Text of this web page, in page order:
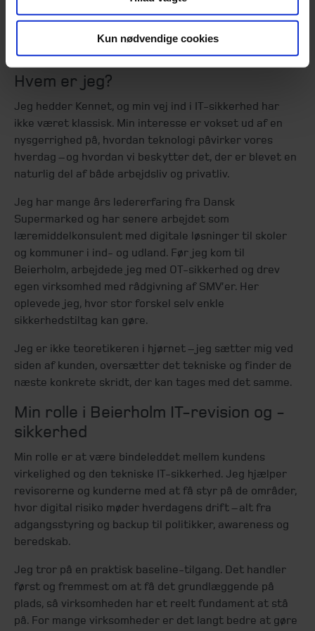
Kun nødvendige cookies
Kennet Just Nielsen – konsulent i
Beierholm IT-revision og -sikkerhed
Hvem er jeg?
Jeg hedder Kennet, og min vej ind i IT-sikkerhed har
ikke været klassisk. Min interesse er vokset ud af en
nysgerrighed på, hvordan teknologi påvirker vores
hverdag – og hvordan vi beskytter det, der er blevet en
naturlig del af både arbejdsliv og privatliv.
Jeg har mange års ledererfaring fra Dansk
Supermarked og har senere arbejdet som
læremiddelkonsulent med digitale løsninger til skoler
og kommuner i ind- og udland. Før jeg kom til
Beierholm, arbejdede jeg med OT-sikkerhed og drev
egen virksomhed med rådgivning af SMV’er. Her
oplevede jeg, hvor stor forskel selv enkle
sikkerhedstiltag kan gøre.
Jeg er ikke teoretikeren i hjørnet – jeg sætter mig ved
siden af kunden, oversætter det tekniske og finder de
næste konkrete skridt, der kan tages med det samme.
Min rolle i Beierholm IT-revision og -
sikkerhed
Min rolle er at være bindeleddet mellem kundens
virkelighed og den tekniske IT-sikkerhed. Jeg hjælper
revisorerne og kunderne med at få styr på de områder,
hvor digital risiko møder hverdagens drift – alt fra
adgangsstyring og backup til politikker, awareness og
beredskab.
Jeg tror på en praktisk baseline-tilgang. Det handler
først og fremmest om at få det grundlæggende på
plads, så virksomheden har et reelt fundament at stå
på. For mange virksomheder er det langt bedre at gøre